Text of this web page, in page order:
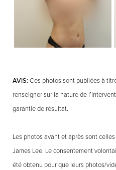
AVIS:Ces photos sont publiées à
renseigner sur la nature de
garantie de résultat.
Les photos avant et après sont
James Lee. Le consentement
été obtenu pour que leurs photos/